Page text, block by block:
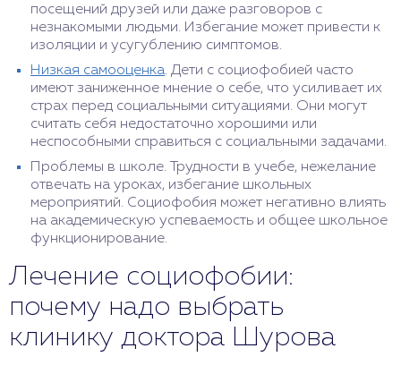
посещений друзей или даже разговоров с
незнакомыми людьми. Избегание может привести к
изоляции и усугублению симптомов.
Низкая самооценка. Дети с социофобией часто
имеют заниженное мнение о себе, что усиливает их
страх перед социальными ситуациями. Они могут
считать себя недостаточно хорошими или
неспособными справиться с социальными задачами.
Проблемы в школе. Трудности в учебе, нежелание
отвечать на уроках, избегание школьных
мероприятий. Социофобия может негативно влиять
на академическую успеваемость и общее школьное
функционирование.
Лечение социофобии:
почему надо выбрать
клинику доктора Шурова